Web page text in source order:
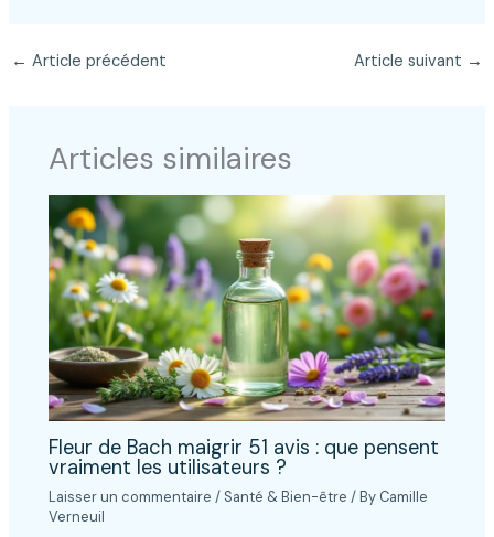
← Article précédent Article suivant →
Articles similaires
Fleur de Bach maigrir 51 avis : que pensent
vraiment les utilisateurs ?
Laisser un commentaire / Santé & Bien-être / By Camille
Verneuil